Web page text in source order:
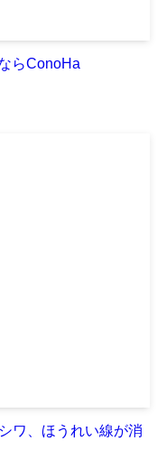
らConoHa
ワ、ほうれい線が消